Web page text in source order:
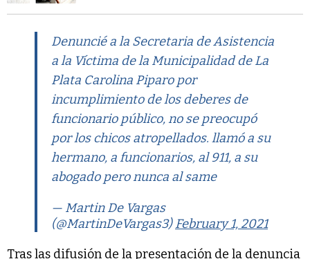
Denuncié a la Secretaria de Asistencia
a la Víctima de la Municipalidad de La
Plata Carolina Piparo por
incumplimiento de los deberes de
funcionario público, no se preocupó
por los chicos atropellados. llamó a su
hermano, a funcionarios, al 911, a su
abogado pero nunca al same
— Martin De Vargas
(@MartinDeVargas3)February 1, 2021
Tras las difusión de la presentación de la denuncia